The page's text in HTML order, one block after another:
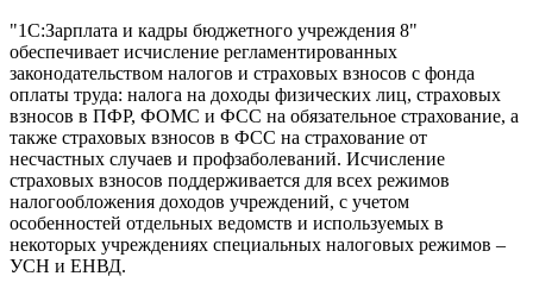
"1С:Зарплата и кадры бюджетного учреждения 8"
обеспечивает исчисление регламентированных
законодательством налогов и страховых взносов с фонда
оплаты труда: налога на доходы физических лиц, страховых
взносов в ПФР, ФОМС и ФСС на обязательное страхование, а
также страховых взносов в ФСС на страхование от
несчастных случаев и профзаболеваний. Исчисление
страховых взносов поддерживается для всех режимов
налогообложения доходов учреждений, с учетом
особенностей отдельных ведомств и используемых в
некоторых учреждениях специальных налоговых режимов –
УСН и ЕНВД.